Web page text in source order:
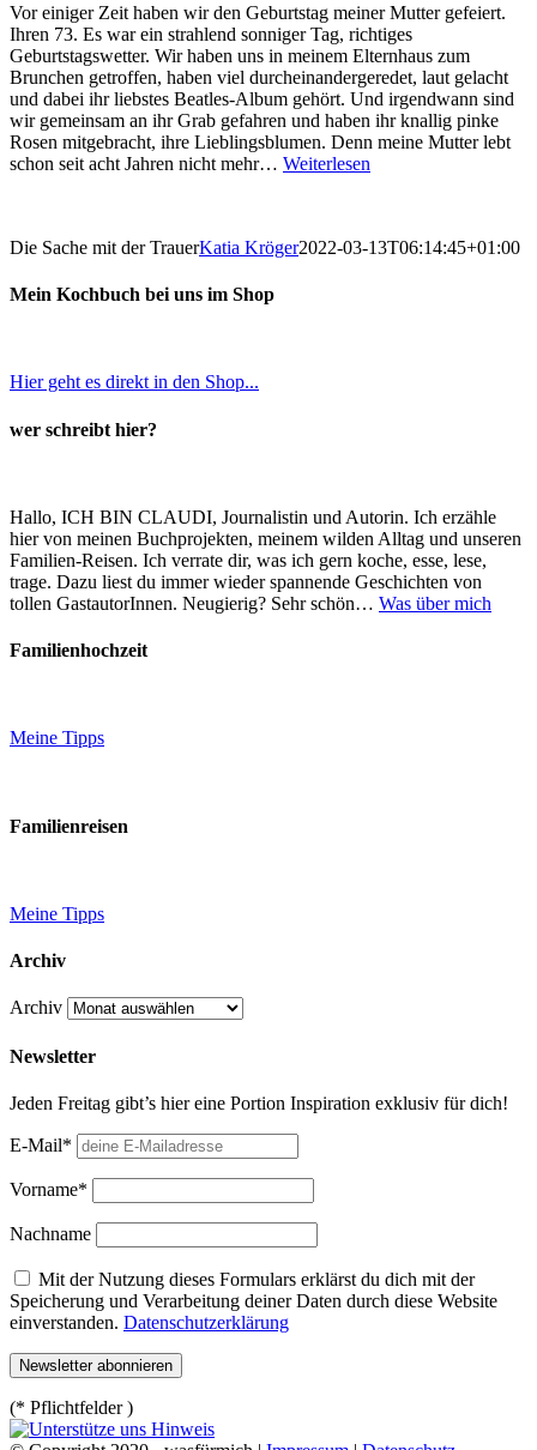
Vor einiger Zeit haben wir den Geburtstag meiner Mutter gefeiert.
Ihren 73. Es war ein strahlend sonniger Tag, richtiges
Geburtstagswetter. Wir haben uns in meinem Elternhaus zum
Brunchen getroffen, haben viel durcheinandergeredet, laut gelacht
und dabei ihr liebstes Beatles-Album gehört. Und irgendwann sind
wir gemeinsam an ihr Grab gefahren und haben ihr knallig pinke
Rosen mitgebracht, ihre Lieblingsblumen. Denn meine Mutter lebt
schon seit acht Jahren nicht mehr… Weiterlesen
Die Sache mit der TrauerKatia Kröger2022-03-13T06:14:45+01:00
Mein Kochbuch bei uns im Shop
Hier geht es direkt in den Shop...
wer schreibt hier?
Hallo, ICH BIN CLAUDI, Journalistin und Autorin. Ich erzähle
hier von meinen Buchprojekten, meinem wilden Alltag und unseren
Familien-Reisen. Ich verrate dir, was ich gern koche, esse, lese,
trage. Dazu liest du immer wieder spannende Geschichten von
tollen GastautorInnen. Neugierig? Sehr schön… Was über mich
Familienhochzeit
Meine Tipps
Familienreisen
Meine Tipps
Archiv
Archiv
Newsletter
Jeden Freitag gibt’s hier eine Portion Inspiration exklusiv für dich!
E-Mail*
Vorname*
Nachname
Mit der Nutzung dieses Formulars erklärst du dich mit der
Speicherung und Verarbeitung deiner Daten durch diese Website
einverstanden. Datenschutzerklärung
(* Pflichtfelder )